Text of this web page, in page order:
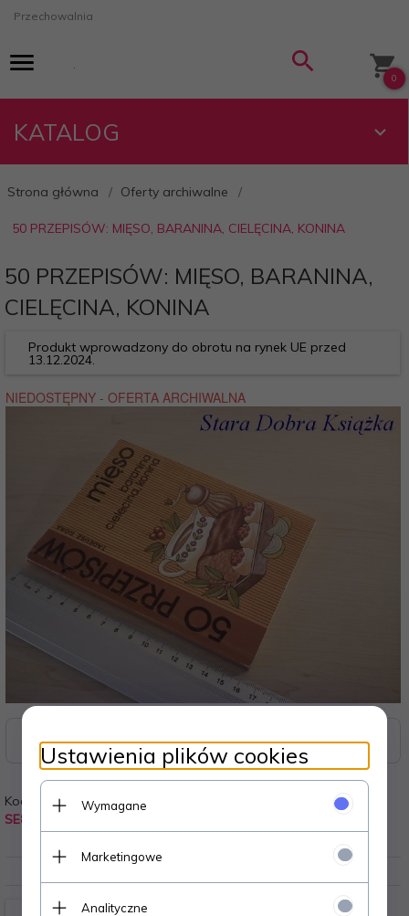
Przechowalnia
0
KATALOG
Strona główna Oferty archiwalne
50 PRZEPISÓW: MIĘSO, BARANINA, CIELĘCINA, KONINA
50 PRZEPISÓW: MIĘSO, BARANINA,
CIELĘCINA, KONINA
Produkt wprowadzony do obrotu na rynek UE przed
13.12.2024.
Zasoby dotyczące bezpieczeństwa i produktów
Kod:
SE8
Ustawienia plików cookies
Wymagane
Marketingowe
Analityczne